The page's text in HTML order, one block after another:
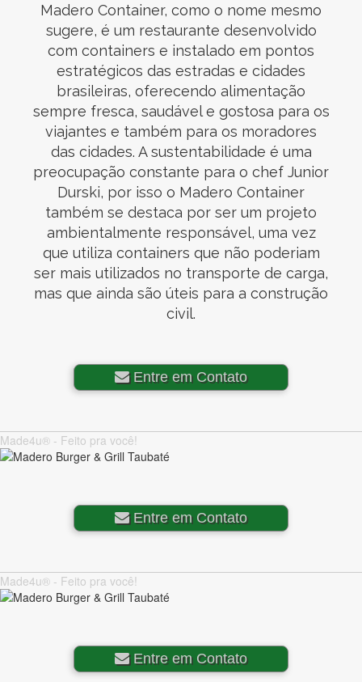
Madero Container, como o nome mesmo
sugere, é um restaurante desenvolvido
com containers e instalado em pontos
estratégicos das estradas e cidades
brasileiras, oferecendo alimentação
sempre fresca, saudável e gostosa para os
viajantes e também para os moradores
das cidades. A sustentabilidade é uma
preocupação constante para o chef Junior
Durski, por isso o Madero Container
também se destaca por ser um projeto
ambientalmente responsável, uma vez
que utiliza containers que não poderiam
ser mais utilizados no transporte de carga,
mas que ainda são úteis para a construção
civil.
Entre em Contato
Made4u® - Feito pra você!
Entre em Contato
Made4u® - Feito pra você!
Entre em Contato